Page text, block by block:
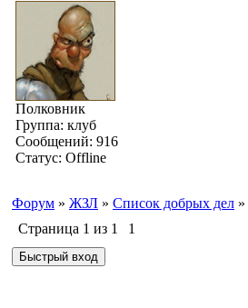
Полковник
Группа: клуб
Сообщений: 916
Статус: Offline
Форум » ЖЗЛ » Список добрых дел »
Страница 1 из 1
1